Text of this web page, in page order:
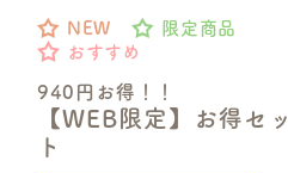
NEW
限定商品
おすすめ
940円お得！！
【WEB限定】お得セッ
ト